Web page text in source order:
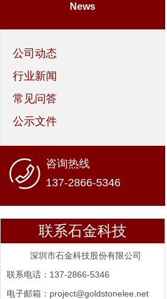
News
公司动态
行业新闻
常见问答
公示文件
咨询热线
137-2866-5346
联系石金科技
深圳市石金科技股份有限公司
联系电话：137-2866-5346
电子邮箱：project@goldstonelee.net